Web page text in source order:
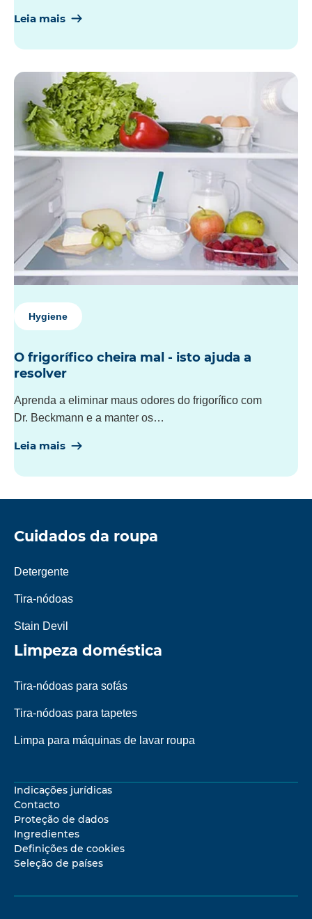
Leia mais
Hygiene
O frigorífico cheira mal - isto ajuda a
resolver
Aprenda a eliminar maus odores do frigorífico com
Dr. Beckmann e a manter os…
Leia mais
Cuidados da roupa
Detergente
Tira-nódoas
Stain Devil
Limpeza doméstica
Tira-nódoas para sofás
Tira-nódoas para tapetes
Limpa para máquinas de lavar roupa
Indicações jurídicas
Contacto
Proteção de dados
Ingredientes
Definições de cookies
Seleção de países